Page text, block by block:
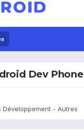
Dev Phone
Développement - Autres